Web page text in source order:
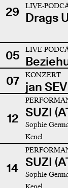
29
LIVE-
Drags
05 LIVE-
07
KONZERT
jan
12 SUZI
Sophie
Kenel
14 SUZI
Sophie